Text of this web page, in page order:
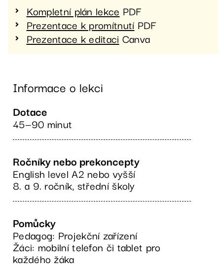
Kompletní plán lekce PDF
Prezentace k promítnutíPDF
Prezentace k editaci Canva
Informace o lekci
Dotace
45—90 minut
Ročníky nebo prekoncepty
English level A2 nebo vyšší
8. a 9. ročník, střední školy
Pomůcky
Pedagog: Projekční zařízení
Žáci: mobilní telefon či tablet pro
každého žáka